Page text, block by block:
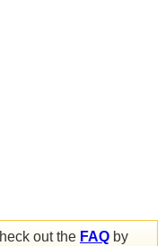
out the FAQ by